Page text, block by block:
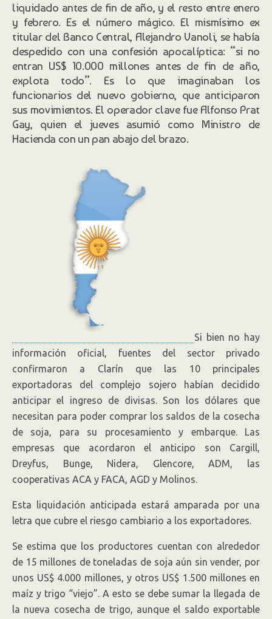
liquidado antes de fin de año, y el resto entre enero
y febrero. Es el número mágico. El mismísimo ex
titular del Banco Central, Alejandro Vanoli, se había
despedido con una confesión apocalíptica: “si no
entran US$ 10.000 millones antes de fin de año,
explota todo”. Es lo que imaginaban los
funcionarios del nuevo gobierno, que anticiparon
sus movimientos. El operador clave fue Alfonso Prat
Gay, quien el jueves asumió como Ministro de
Hacienda con un pan abajo del brazo.
Si bien no hay
información oficial, fuentes del sector privado
confirmaron a Clarín que las 10 principales
exportadoras del complejo sojero habían decidido
anticipar el ingreso de divisas. Son los dólares que
necesitan para poder comprar los saldos de la cosecha
de soja, para su procesamiento y embarque. Las
empresas que acordaron el anticipo son Cargill,
Dreyfus, Bunge, Nidera, Glencore, ADM, las
cooperativas ACA y FACA, AGD y Molinos.
Esta liquidación anticipada estará amparada por una
letra que cubre el riesgo cambiario a los exportadores.
Se estima que los productores cuentan con alrededor
de 15 millones de toneladas de soja aún sin vender, por
unos US$ 4.000 millones, y otros US$ 1.500 millones en
maíz y trigo “viejo”. A esto se debe sumar la llegada de
la nueva cosecha de trigo, aunque el saldo exportable